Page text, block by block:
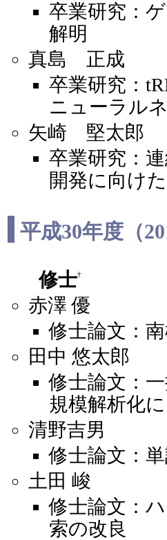
卒業研究：
解明
真島 正成
卒業研究：
ニューラル
矢崎 堅太郎
卒業研究：
開発に向け
平成30年度（
修士†
赤澤 優
修士論文：
田中 悠太郎
修士論文：
規模解析化
清野吉男
修士論文：
土田 峻
修士論文：
索の改良